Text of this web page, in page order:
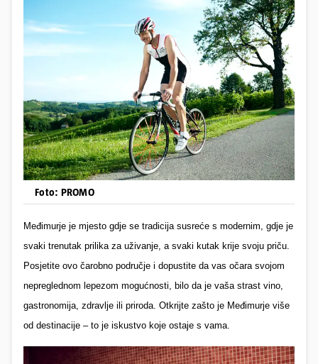
Foto: PROMO
Međimurje je mjesto gdje se tradicija susreće s modernim, gdje je
svaki trenutak prilika za uživanje, a svaki kutak krije svoju priču.
Posjetite ovo čarobno područje i dopustite da vas očara svojom
nepreglednom lepezom mogućnosti, bilo da je vaša strast vino,
gastronomija, zdravlje ili priroda. Otkrijte zašto je Međimurje više
od destinacije – to je iskustvo koje ostaje s vama.